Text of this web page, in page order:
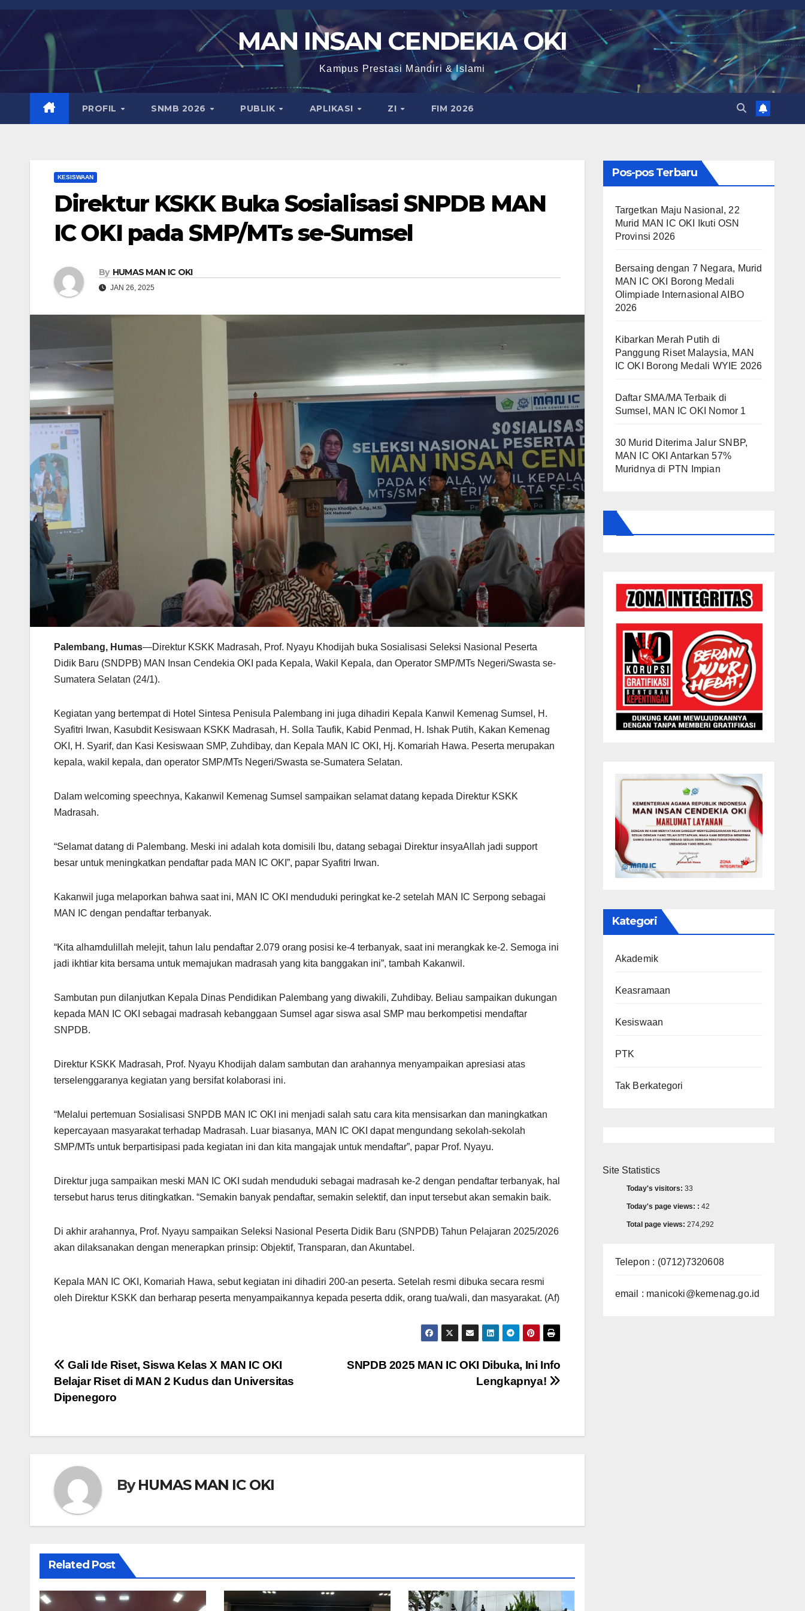
Skip
content
MAN INSAN CENDEKIA OKI
Kampus Prestasi Mandiri & Islami
PROFIL SNMB 2026 PUBLIK APLIKASI ZI FIM 2026
KESISWAAN
Direktur KSKK Buka Sosialisasi SNPDB MAN
IC OKI pada SMP/MTs se-Sumsel
By HUMAS MAN IC OKI
JAN 26, 2025
Palembang, Humas—Direktur KSKK Madrasah, Prof. Nyayu Khodijah buka Sosialisasi Seleksi Nasional Peserta
Didik Baru (SNDPB) MAN Insan Cendekia OKI pada Kepala, Wakil Kepala, dan Operator SMP/MTs Negeri/Swasta se-
Sumatera Selatan (24/1).
Kegiatan yang bertempat di Hotel Sintesa Penisula Palembang ini juga dihadiri Kepala Kanwil Kemenag Sumsel, H.
Syafitri Irwan, Kasubdit Kesiswaan KSKK Madrasah, H. Solla Taufik, Kabid Penmad, H. Ishak Putih, Kakan Kemenag
OKI, H. Syarif, dan Kasi Kesiswaan SMP, Zuhdibay, dan Kepala MAN IC OKI, Hj. Komariah Hawa. Peserta merupakan
kepala, wakil kepala, dan operator SMP/MTs Negeri/Swasta se-Sumatera Selatan.
Dalam welcoming speechnya, Kakanwil Kemenag Sumsel sampaikan selamat datang kepada Direktur KSKK
Madrasah.
“Selamat datang di Palembang. Meski ini adalah kota domisili Ibu, datang sebagai Direktur insyaAllah jadi support
besar untuk meningkatkan pendaftar pada MAN IC OKI”, papar Syafitri Irwan.
Kakanwil juga melaporkan bahwa saat ini, MAN IC OKI menduduki peringkat ke-2 setelah MAN IC Serpong sebagai
MAN IC dengan pendaftar terbanyak.
“Kita alhamdulillah melejit, tahun lalu pendaftar 2.079 orang posisi ke-4 terbanyak, saat ini merangkak ke-2. Semoga ini
jadi ikhtiar kita bersama untuk memajukan madrasah yang kita banggakan ini”, tambah Kakanwil.
Sambutan pun dilanjutkan Kepala Dinas Pendidikan Palembang yang diwakili, Zuhdibay. Beliau sampaikan dukungan
kepada MAN IC OKI sebagai madrasah kebanggaan Sumsel agar siswa asal SMP mau berkompetisi mendaftar
SNPDB.
Direktur KSKK Madrasah, Prof. Nyayu Khodijah dalam sambutan dan arahannya menyampaikan apresiasi atas
terselenggaranya kegiatan yang bersifat kolaborasi ini.
“Melalui pertemuan Sosialisasi SNPDB MAN IC OKI ini menjadi salah satu cara kita mensisarkan dan maningkatkan
kepercayaan masyarakat terhadap Madrasah. Luar biasanya, MAN IC OKI dapat mengundang sekolah-sekolah
SMP/MTs untuk berpartisipasi pada kegiatan ini dan kita mangajak untuk mendaftar”, papar Prof. Nyayu.
Direktur juga sampaikan meski MAN IC OKI sudah menduduki sebagai madrasah ke-2 dengan pendaftar terbanyak, hal
tersebut harus terus ditingkatkan. “Semakin banyak pendaftar, semakin selektif, dan input tersebut akan semakin baik.
Di akhir arahannya, Prof. Nyayu sampaikan Seleksi Nasional Peserta Didik Baru (SNPDB) Tahun Pelajaran 2025/2026
akan dilaksanakan dengan menerapkan prinsip: Objektif, Transparan, dan Akuntabel.
Kepala MAN IC OKI, Komariah Hawa, sebut kegiatan ini dihadiri 200-an peserta. Setelah resmi dibuka secara resmi
oleh Direktur KSKK dan berharap peserta menyampaikannya kepada peserta ddik, orang tua/wali, dan masyarakat. (Af)
Navigasi
pos
SNPDB 2025 MAN IC OKI Dibuka, Ini Info
Lengkapnya!
Gali Ide Riset, Siswa Kelas X MAN IC OKI
Belajar Riset di MAN 2 Kudus dan Universitas
Dipenegoro
ByHUMAS MAN IC OKI
Related Post
Pos-pos Terbaru
Targetkan Maju Nasional, 22
Murid MAN IC OKI Ikuti OSN
Provinsi 2026
Bersaing dengan 7 Negara, Murid
MAN IC OKI Borong Medali
Olimpiade Internasional AIBO
2026
Kibarkan Merah Putih di
Panggung Riset Malaysia, MAN
IC OKI Borong Medali WYIE 2026
Daftar SMA/MA Terbaik di
Sumsel, MAN IC OKI Nomor 1
30 Murid Diterima Jalur SNBP,
MAN IC OKI Antarkan 57%
Muridnya di PTN Impian
Kategori
Akademik
Keasramaan
Kesiswaan
PTK
Tak Berkategori
Site Statistics
Today's visitors: 33
Today's page views: : 42
Total page views: 274,292
Telepon : (0712)7320608
email : manicoki@kemenag.go.id